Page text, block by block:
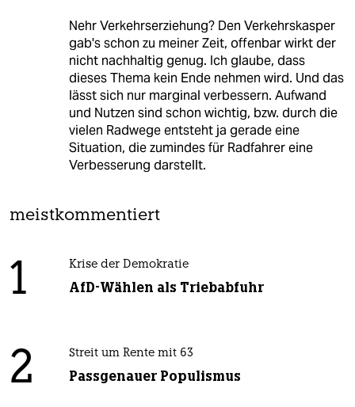
Nehr Verkehrserziehung? Den Verkehrskasper
gab's schon zu meiner Zeit, offenbar wirkt der
nicht nachhaltig genug. Ich glaube, dass
dieses Thema kein Ende nehmen wird. Und das
lässt sich nur marginal verbessern. Aufwand
und Nutzen sind schon wichtig, bzw. durch die
vielen Radwege entsteht ja gerade eine
Situation, die zumindes für Radfahrer eine
Verbesserung darstellt.
meistkommentiert
1 Krise der Demokratie
AfD-Wählen als Triebabfuhr
2 Streit um Rente mit 63
Passgenauer Populismus